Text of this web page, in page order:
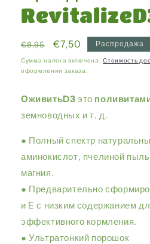
Обычная
цена
€8,95
Цена
со
скидкой
€7,50 Распродажа
Сумма налога включена.Стоимость
оформлении заказа.
ОживитьD3 это
земноводных и т. д.
● Полный спектр
аминокислот, пчелиной
магния.
● Предварительно
и E с низким содержанием
эффективного кормления.
● Ультратонкий порошок